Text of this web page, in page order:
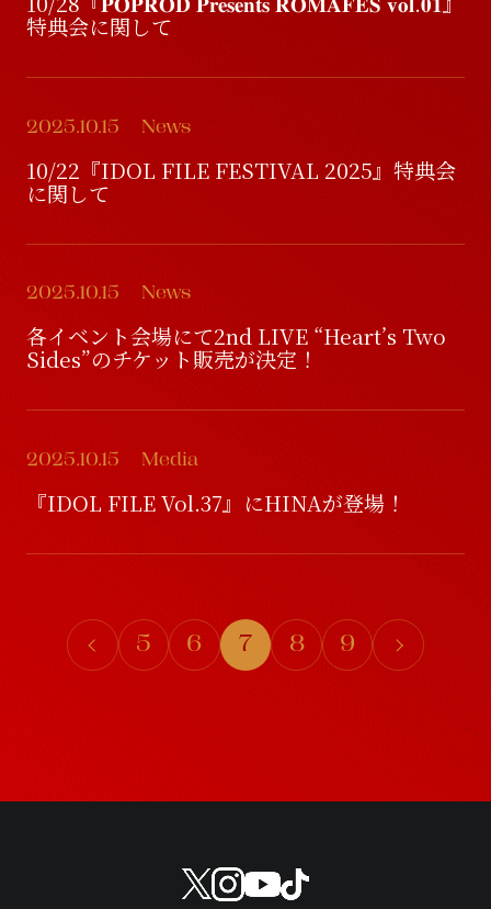
特典会に関して
2025.10.15 News
10/22『IDOL FILE FESTIVAL 2025』特典会
に関して
2025.10.15 News
各イベント会場にて2nd LIVE “Heart’s Two
Sides”のチケット販売が決定！
2025.10.15 Media
『IDOL FILE Vol.37』にHINAが登場！
5 6 7 8 9